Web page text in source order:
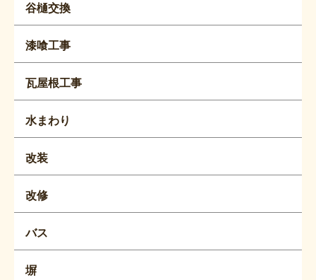
谷樋交換
漆喰工事
瓦屋根工事
水まわり
改装
改修
バス
塀